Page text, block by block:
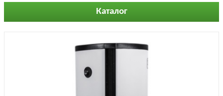
Каталог